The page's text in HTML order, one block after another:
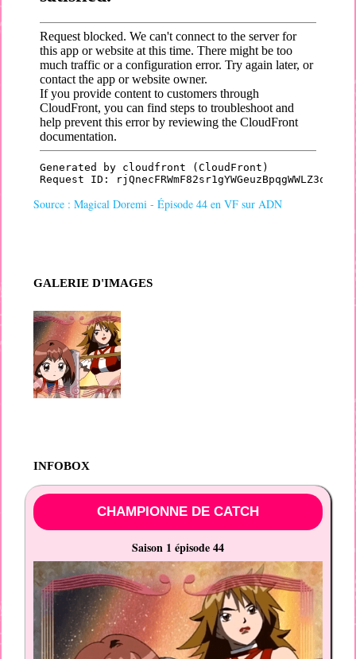
Source : Magical Doremi - Épisode 44 en VF sur ADN
GALERIE D'IMAGES
INFOBOX
CHAMPIONNE DE CATCH
Saison 1 épisode 44